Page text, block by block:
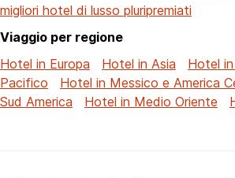
migliori hotel di lusso pluripremiati
Viaggio per regione
Hotel in Europa
Hotel in Asia
Hotel
Pacifico
Hotel in Messico e America
Sud America
Hotel in Medio Oriente